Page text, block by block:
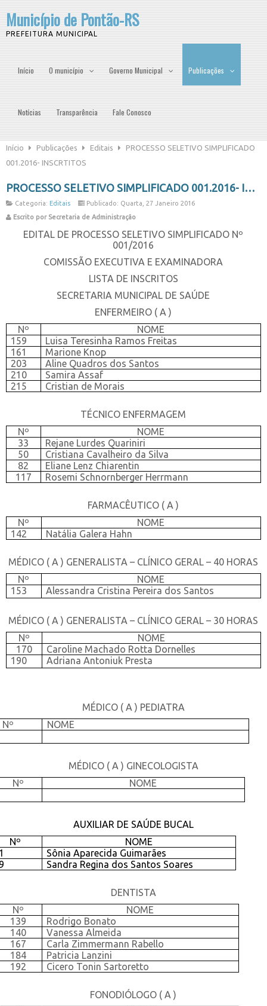
Município de Pontão-RS
PREFEITURA MUNICIPAL
Início O município Governo Municipal Publicações
Notícias Transparência Fale Conosco
Início Publicações Editais
PROCESSO SELETIVO SIMPLIFICADO
001.2016- INSCRTITOS
PROCESSO SELETIVO SIMPLIFICADO 001.2016- INSCRTITOS
Categoria: Editais
Publicado: Quarta, 27 Janeiro 2016
Escrito por Secretaria de Administração
EDITAL DE PROCESSO SELETIVO SIMPLIFICADO Nº
001/2016
COMISSÃO EXECUTIVA E EXAMINADORA
LISTA DE INSCRITOS
SECRETARIA MUNICIPAL DE SAÚDE
ENFERMEIRO ( A )
Nº
NOME
159
Luisa Teresinha Ramos Freitas
161
Marione Knop
203
Aline Quadros dos Santos
210
Samira Assaf
215
Cristian de Morais
TÉCNICO ENFERMAGEM
Nº
NOME
33
Rejane Lurdes Quariniri
50
Cristiana Cavalheiro da Silva
82
Eliane Lenz Chiarentin
117
Rosemi Schnornberger Herrmann
FARMACÊUTICO ( A )
Nº
NOME
142
Natália Galera Hahn
MÉDICO ( A ) GENERALISTA – CLÍNICO GERAL – 40 HORAS
Nº
NOME
153
Alessandra Cristina Pereira dos Santos
MÉDICO ( A ) GENERALISTA – CLÍNICO GERAL – 30 HORAS
Nº
NOME
170
Caroline Machado Rotta Dornelles
190
Adriana Antoniuk Presta
MÉDICO ( A ) PEDIATRA
Nº
NOME
MÉDICO ( A ) GINECOLOGISTA
Nº
NOME
AUXILIAR DE SAÚDE BUCAL
Nº
NOME
Sônia Aparecida Guimarães
Sandra Regina dos Santos Soares
DENTISTA
Nº
NOME
139
Rodrigo Bonato
140
Vanessa Almeida
167
Carla Zimmermann Rabello
184
Patricia Lanzini
192
Cicero Tonin Sartoretto
FONODIÓLOGO ( A )